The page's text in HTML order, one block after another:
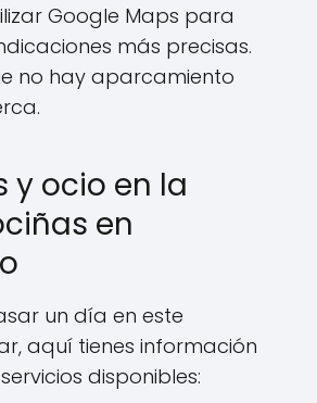
Google Maps para
más precisas.
no hay aparcamiento
y ocio en la
en
un día en este
aquí tienes información
disponibles: